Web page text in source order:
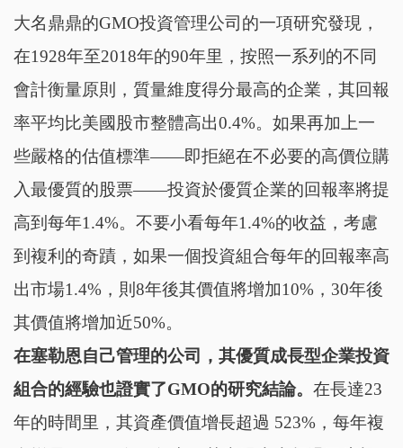
大名鼎鼎的GMO投資管理公司的一項研究發現，
在1928年至2018年的90年里，按照一系列的不同
會計衡量原則，質量維度得分最高的企業，其回報
率平均比美國股市整體高出0.4%。如果再加上一
些嚴格的估值標準——即拒絕在不必要的高價位購
入最優質的股票——投資於優質企業的回報率將提
高到每年1.4%。不要小看每年1.4%的收益，考慮
到複利的奇蹟，如果一個投資組合每年的回報率高
出市場1.4%，則8年後其價值將增加10%，30年後
其價值將增加近50%。
在塞勒恩自己管理的公司，其優質成長型企業投資
組合的經驗也證實了GMO的研究結論。 在長達23
年的時間里，其資產價值增長超過 523%，每年複